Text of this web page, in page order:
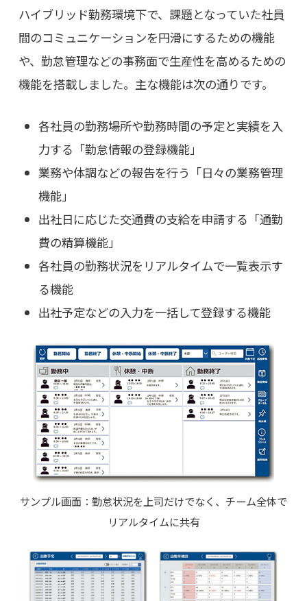
ハイブリッド勤務環境下で、課題となっていた社員
間のコミュニケーションを円滑にするための機能
や、勤怠管理などの事務面で生産性を高めるための
機能を搭載しました。主な機能は次の通りです。
各社員の勤務場所や勤務時間の予定と実績を入
力する「勤怠情報の登録機能」
業務や体調などの報告を行う「日々の業務管理
機能」
出社日に応じた交通費の支給を申請する「通勤
費の精算機能」
各社員の勤務状況をリアルタイムで一覧表示す
る機能
出社予定などの入力を一括して登録する機能
サンプル画面：勤怠状況を上司だけでなく、チーム全体で
リアルタイムに共有